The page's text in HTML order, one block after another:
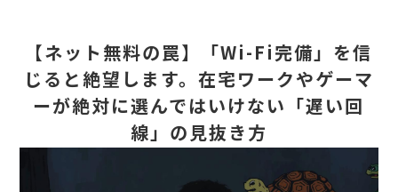
【ネット無料の罠】「Wi-Fi完備」を信
じると絶望します。在宅ワークやゲーマ
ーが絶対に選んではいけない「遅い回
線」の見抜き方